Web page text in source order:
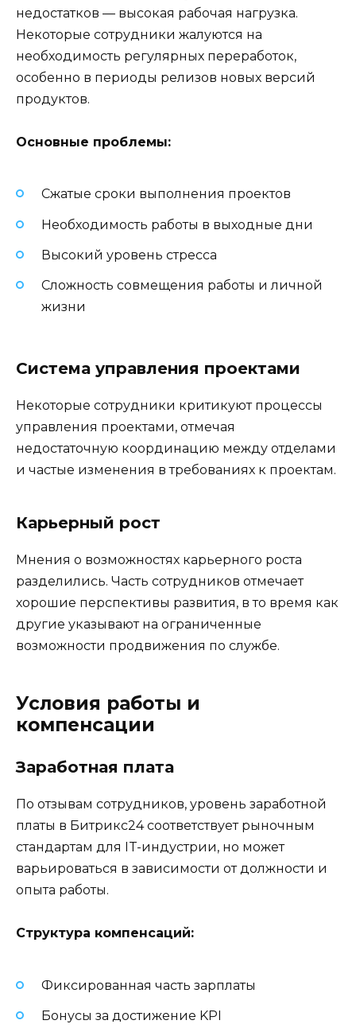
недостатков — высокая рабочая нагрузка.
Некоторые сотрудники жалуются на
необходимость регулярных переработок,
особенно в периоды релизов новых версий
продуктов.
Основные проблемы:
Сжатые сроки выполнения проектов
Необходимость работы в выходные дни
Высокий уровень стресса
Сложность совмещения работы и личной
жизни
Система управления проектами
Некоторые сотрудники критикуют процессы
управления проектами, отмечая
недостаточную координацию между отделами
и частые изменения в требованиях к проектам.
Карьерный рост
Мнения о возможностях карьерного роста
разделились. Часть сотрудников отмечает
хорошие перспективы развития, в то время как
другие указывают на ограниченные
возможности продвижения по службе.
Условия работы и
компенсации
Заработная плата
По отзывам сотрудников, уровень заработной
платы в Битрикс24 соответствует рыночным
стандартам для IT-индустрии, но может
варьироваться в зависимости от должности и
опыта работы.
Структура компенсаций:
Фиксированная часть зарплаты
Бонусы за достижение KPI